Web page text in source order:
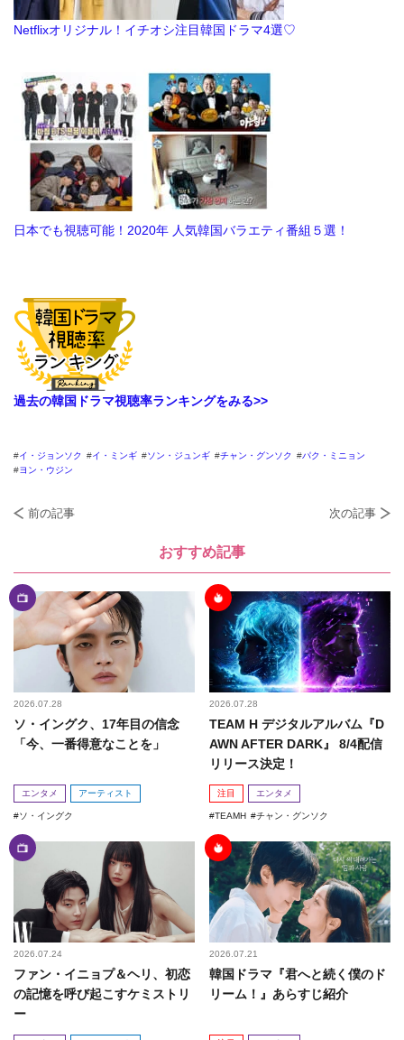
Netflixオリジナル！イチオシ注目韓国ドラマ4選♡
日本でも視聴可能！2020年 人気韓国バラエティ番組５選！
過去の韓国ドラマ視聴率ランキングをみる>>
イ・ジョンソク イ・ミンギ ソン・ジュンギ チャン・グンソク
パク・ミニョン
ヨン・ウジン
前の記事 次の記事
おすすめ記事
2026.07.28
ソ・イングク、17年目の信念
「今、一番得意なことを」
エンタメ アーティスト
ソ・イングク
2026.07.28
TEAM H デジタルアルバム『D
AWN AFTER DARK』 8/4配信
リリース決定！
注目 エンタメ
TEAMH チャン・グンソク
2026.07.24
ファン・イニョプ＆ヘリ、初恋
の記憶を呼び起こすケミストリ
ー
2026.07.21
韓国ドラマ『君へと続く僕のド
リーム！』あらすじ紹介